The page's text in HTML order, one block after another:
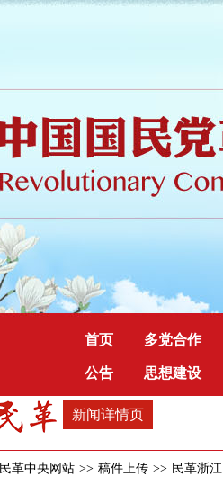
首页 多党合作
公告 思想建设
新闻详情页
民革中央网站 >> 稿件上传 >> 民革浙江